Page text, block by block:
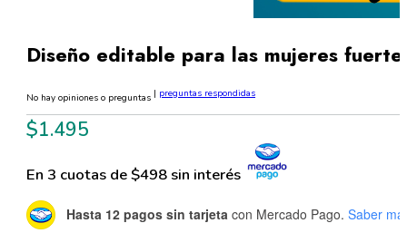
Diseño editable para las mujeres
No hay opiniones o preguntas | preguntas respondidas
$1.495
En 3 cuotas de $498 sin interés
Hasta 12 pagos sin tarjeta con Mercado Pago. Saber